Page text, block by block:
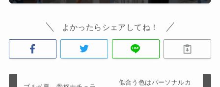
よかったらシェアしてね！
似合う色はパーソナルカ